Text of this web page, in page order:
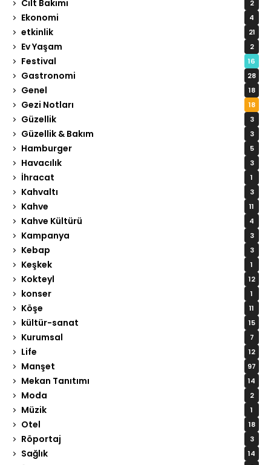
Cilt Bakımı 2
Ekonomi 4
etkinlik 21
Ev Yaşam 2
Festival 16
Gastronomi 28
Genel 18
Gezi Notları 18
Güzellik 3
Güzellik & Bakım 3
Hamburger 5
Havacılık 3
İhracat 1
Kahvaltı 3
Kahve 11
Kahve Kültürü 4
Kampanya 3
Kebap 3
Keşkek 1
Kokteyl 12
konser 1
Köşe 11
kültür-sanat 15
Kurumsal 7
Life 12
Manşet 97
Mekan Tanıtımı 14
Moda 2
Müzik 1
Otel 18
Röportaj 3
Sağlık 14